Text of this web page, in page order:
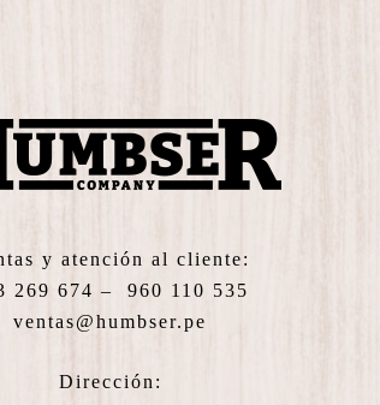
y atención al cliente:
269 674 – 960 110 535
ventas@humbser.pe
Dirección: